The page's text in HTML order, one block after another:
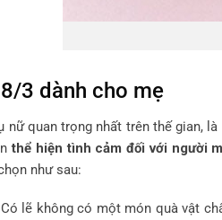
3 dành cho mẹ
nữ quan trọng nhất trên thế gian,
thể hiện tình cảm đối với người
như sau:
Có lẽ không có một món quà vật